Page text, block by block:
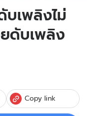
เพลิงไม่
ยดับเพลิง
Copy link